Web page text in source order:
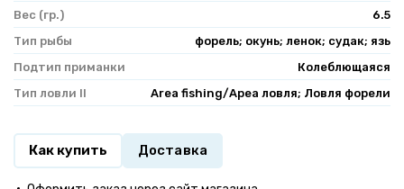
Вес (гр.)
6.5
Тип рыбы
форель; окунь; ленок; судак; язь
Подтип приманки
Колеблющаяся
Тип ловли II
Area fishing/Ареа ловля; Ловля форели
Как купить Доставка